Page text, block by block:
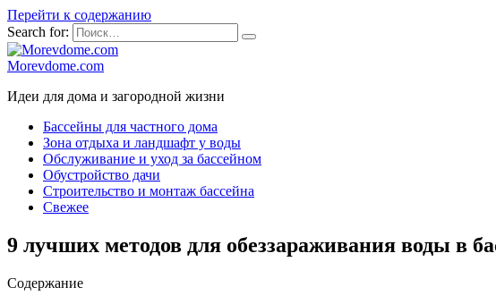
Перейти к содержанию
Search for:
Morevdome.com
Идеи для дома и загородной жизни
Бассейны для частного дома
Зона отдыха и ландшафт у воды
Обслуживание и уход за бассейном
Обустройство дачи
Строительство и монтаж бассейна
Свежее
9 лучших методов для обеззараживания воды в
Содержание